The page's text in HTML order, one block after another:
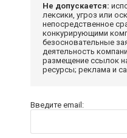
Не допускается:
лексики, угроз или
непосредственное
конкурирующими
безосновательные
деятельность
размещение ссылок
ресурсы; реклама и
Введите email: